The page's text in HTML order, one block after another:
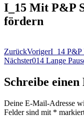
I_15 Mit P&P
fördern
ZurückVorigerI_14 P&P
Nächster014 Lange
Schreibe
Deine E-Mail-Adresse
Felder sind mit *